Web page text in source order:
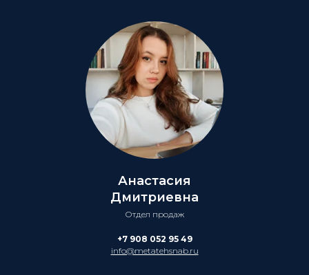
Анастасия
Дмитриевна
Отдел продаж
+7 908 052 95 49
info@metatehsnab.ru